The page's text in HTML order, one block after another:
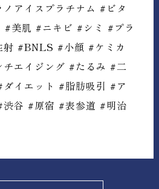
アイスプラチナム #ビタ
#美肌 #ニキビ #シミ #プラ
射 #BNLS #小顔 #ケミカ
エイジング #たるみ #二
イエット #脂肪吸引 #ア
谷 #原宿 #表参道 #明治